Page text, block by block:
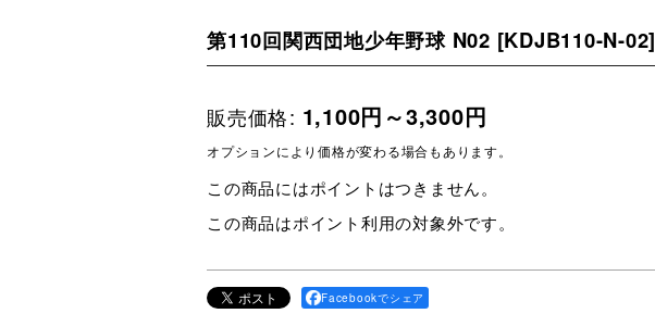
第110回関西団地少年野球 N02 [KDJB110-N-02]
販売価格: 1,100円 ～3,300円
オプションにより価格が変わる場合もあります。
この商品にはポイントはつきません。
この商品はポイント利用の対象外です。
Facebookでシェア